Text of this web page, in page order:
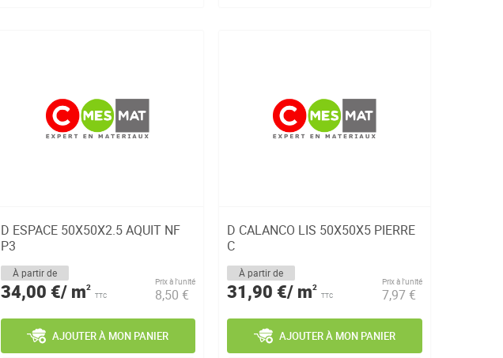
D ESPACE 50X50X2.5 AQUIT NF
P3
À partir de
34,00 €/ m2
TTC
Prix à l’unité
8,50 €
AJOUTER À MON PANIER
D CALANCO LIS 50X50X5 PIERRE
C
À partir de
31,90 €/ m2
TTC
Prix à l’unité
7,97 €
AJOUTER À MON PANIER